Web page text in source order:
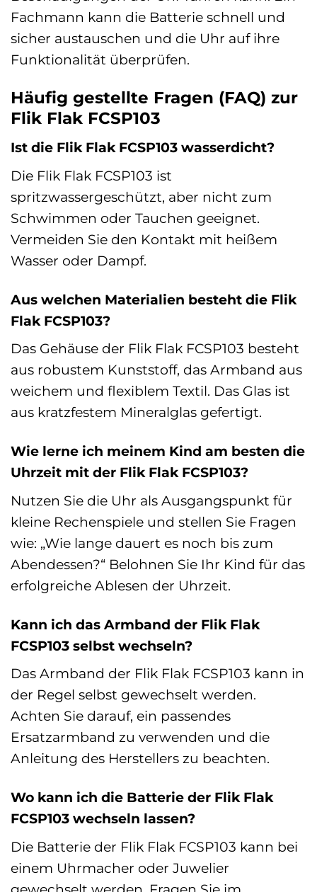
Fachmann kann die Batterie schnell und
sicher austauschen und die Uhr auf ihre
Funktionalität überprüfen.
Häufig gestellte Fragen (FAQ) zur
Flik Flak FCSP103
Ist die Flik Flak FCSP103 wasserdicht?
Die Flik Flak FCSP103 ist
spritzwassergeschützt, aber nicht zum
Schwimmen oder Tauchen geeignet.
Vermeiden Sie den Kontakt mit heißem
Wasser oder Dampf.
Aus welchen Materialien besteht die Flik
Flak FCSP103?
Das Gehäuse der Flik Flak FCSP103 besteht
aus robustem Kunststoff, das Armband aus
weichem und flexiblem Textil. Das Glas ist
aus kratzfestem Mineralglas gefertigt.
Wie lerne ich meinem Kind am besten die
Uhrzeit mit der Flik Flak FCSP103?
Nutzen Sie die Uhr als Ausgangspunkt für
kleine Rechenspiele und stellen Sie Fragen
wie: „Wie lange dauert es noch bis zum
Abendessen?“ Belohnen Sie Ihr Kind für das
erfolgreiche Ablesen der Uhrzeit.
Kann ich das Armband der Flik Flak
FCSP103 selbst wechseln?
Das Armband der Flik Flak FCSP103 kann in
der Regel selbst gewechselt werden.
Achten Sie darauf, ein passendes
Ersatzarmband zu verwenden und die
Anleitung des Herstellers zu beachten.
Wo kann ich die Batterie der Flik Flak
FCSP103 wechseln lassen?
Die Batterie der Flik Flak FCSP103 kann bei
einem Uhrmacher oder Juwelier